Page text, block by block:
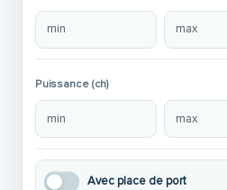
Puissance (ch)
Avec place de port